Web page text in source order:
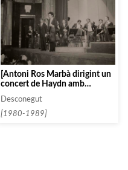
[Antoni Ros Marbà dirigint un
concert de Haydn amb
l’Orquesta Sinfónica Nacional
al recinte «Bellas Artes» de
Mèxic]
Desconegut
[1980-1989]